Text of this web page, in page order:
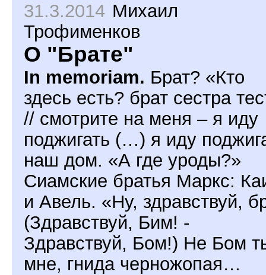
31.3.2014 Михаил
Трофименков
О "Брате"
In memoriam. Брат? «Кто
здесь есть? брат сестра
// смотрите на меня – я иду
поджигать (…) я иду
наш дом. «А где уроды?»
Сиамские братья Маркс:
и Авель. «Ну, здравствуй,
(Здравствуй, Бим! -
Здравствуй, Бом!) Не Бом
мне, гнида черножопая…